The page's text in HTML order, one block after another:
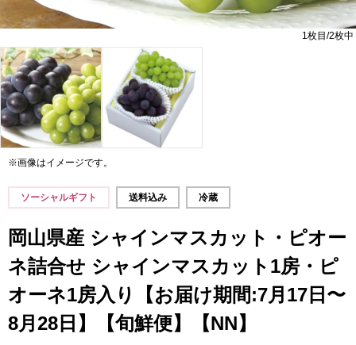
1枚目/2枚中
※画像はイメージです。
ソーシャルギフト 送料込み 冷蔵
岡山県産 シャインマスカット・ピオー
ネ詰合せ シャインマスカット1房・ピ
オーネ1房入り【お届け期間:7月17日〜
8月28日】【旬鮮便】【NN】